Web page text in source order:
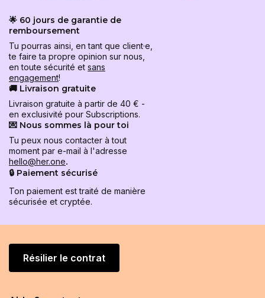
🌟 60 jours de garantie de
remboursement
Tu pourras ainsi, en tant que client·e,
te faire ta propre opinion sur nous,
en toute sécurité et sans
engagement!
🚚 Livraison gratuite
Livraison gratuite à partir de 40 € -
en exclusivité pour Subscriptions.
💌 Nous sommes là pour toi
Tu peux nous contacter à tout
moment par e-mail à l'adresse
hello@her.one.
🔒 Paiement sécurisé
Ton paiement est traité de manière
sécurisée et cryptée.
Résilier le contrat